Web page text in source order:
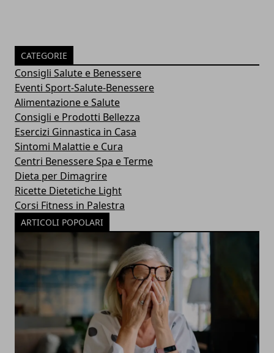
CATEGORIE
Consigli Salute e Benessere
Eventi Sport-Salute-Benessere
Alimentazione e Salute
Consigli e Prodotti Bellezza
Esercizi Ginnastica in Casa
Sintomi Malattie e Cura
Centri Benessere Spa e Terme
Dieta per Dimagrire
Ricette Dietetiche Light
Corsi Fitness in Palestra
ARTICOLI POPOLARI